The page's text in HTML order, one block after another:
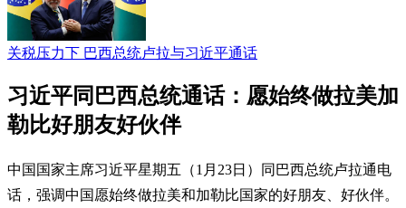
关税压力下 巴西总统卢拉与习近平通话
习近平同巴西总统通话：愿始终做拉美加
勒比好朋友好伙伴
中国国家主席习近平星期五（1月23日）同巴西总统卢拉通电
话，强调中国愿始终做拉美和加勒比国家的好朋友、好伙伴。